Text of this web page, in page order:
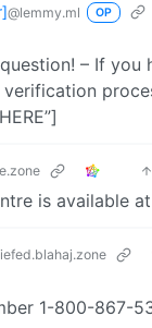
@lemmy.ml OP
– If you
is available at
1-800-867-